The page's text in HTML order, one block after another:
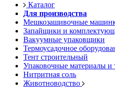
Каталог
Для производства
Мешкозашивочные
Запайщики и
Вакуумные упаковщики
Термоусадочное
Тент строительный
Упаковочные материалы и
Нитритная соль
Животноводство